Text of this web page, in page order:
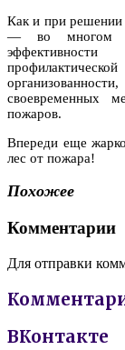
Как и при решении
— во многом
своевременных
пожаров.
Впереди еще
лес от пожара!
Похожее
Комментарии
Для отправки
ВКонтакте